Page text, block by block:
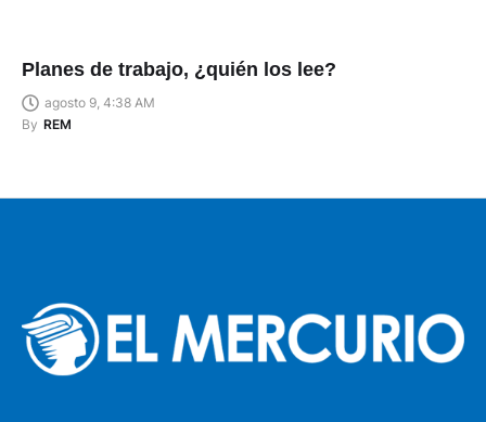
Planes de trabajo, ¿quién los lee?
agosto 9, 4:38 AM
By REM